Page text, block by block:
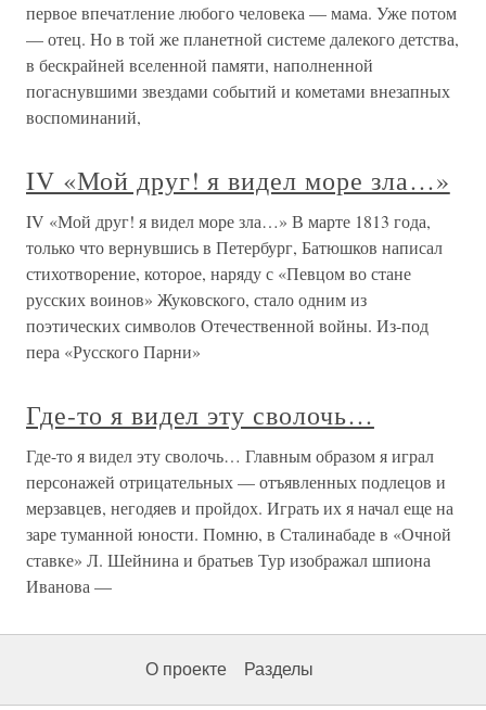
первое впечатление любого человека — мама. Уже потом
— отец. Но в той же планетной системе далекого детства,
в бескрайней вселенной памяти, наполненной
погаснувшими звездами событий и кометами внезапных
воспоминаний,
IV «Мой друг! я видел море зла…»
IV «Мой друг! я видел море зла…» В марте 1813 года,
только что вернувшись в Петербург, Батюшков написал
стихотворение, которое, наряду с «Певцом во стане
русских воинов» Жуковского, стало одним из
поэтических символов Отечественной войны. Из-под
пера «Русского Парни»
Где-то я видел эту сволочь…
Где-то я видел эту сволочь… Главным образом я играл
персонажей отрицательных — отъявленных подлецов и
мерзавцев, негодяев и пройдох. Играть их я начал еще на
заре туманной юности. Помню, в Сталинабаде в «Очной
ставке» Л. Шейнина и братьев Тур изображал шпиона
Иванова —
О проекте Разделы